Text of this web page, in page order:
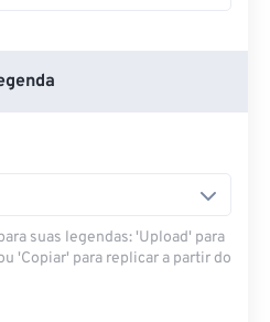
suas legendas: 'Upload' para
'Copiar' para replicar a partir do